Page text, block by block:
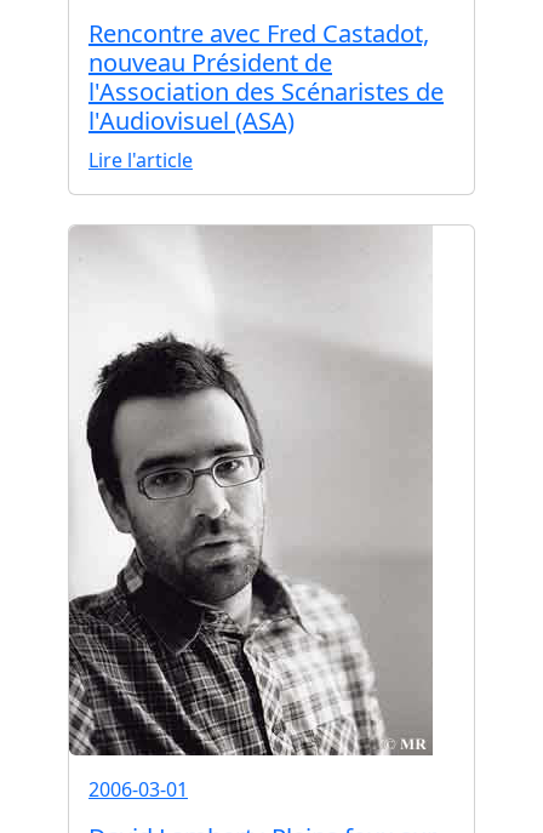
Rencontre avec Fred Castadot,
nouveau Président de
l'Association des Scénaristes de
l'Audiovisuel (ASA)
Lire l'article
2006-03-01